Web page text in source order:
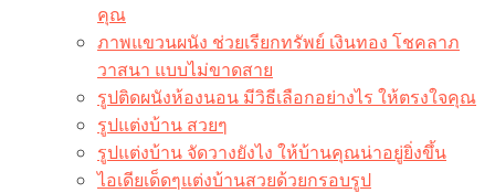
คุณ
ภาพแขวนผนัง ช่วยเรียกทรัพย์ เงินทอง โชคลาภ
วาสนา แบบไม่ขาดสาย
รูปติดผนังห้องนอน มีวิธีเลือกอย่างไร ให้ตรงใจคุณ
รูปแต่งบ้าน สวยๆ
รูปแต่งบ้าน จัดวางยังไง ให้บ้านคุณน่าอยู่ยิ่งขึ้น
ไอเดียเด็ดๆแต่งบ้านสวยด้วยกรอบรูป